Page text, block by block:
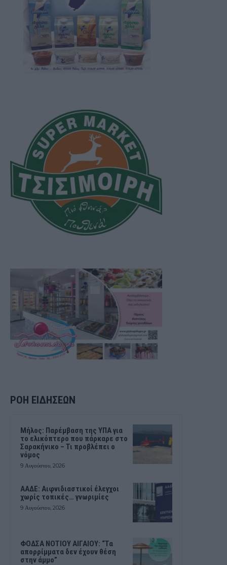
ΡΟΗ ΕΙΔΗΣΕΩΝ
Μήλος: Παρέμβαση της ΥΠΑ για
το ελικόπτερο που πάρκαρε στο
Σαρακήνικο – Τι προβλέπει ο
νόμος
9 Αυγούστου, 2026
ΑΑΔΕ: Αιφνιδιαστικοί έλεγχοι
χωρίς τοπικές… γνωριμίες
9 Αυγούστου, 2026
ΦΟΔΣΑ ΝΟΤΙΟΥ ΑΙΓΑΙΟΥ: “Τα
απορρίμματα δεν έχουν θέση
στην άμμο”